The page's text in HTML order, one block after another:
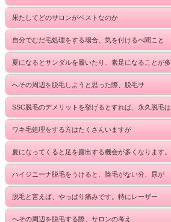
果たしてどのサロンがベストなのか
自分でむだ毛処理をする場合、気を付けるべ聞こと
夏になるとサンダルを履いたり、素足になることが多
へその周辺を脱毛しようと思った際、脱毛サ
SSC脱毛のデメリットを挙げるとすれば、永久脱毛は
ワキ毛処理をする方はたくさんいますが
夏になってくると足を露出する機会が多くなります。
ハイジニーナ脱毛をうけると、陰毛がない分、尿が
脱毛と言えば、やっぱり痛みです。特にレーザー
へその周辺を脱毛する際、サロンの考え